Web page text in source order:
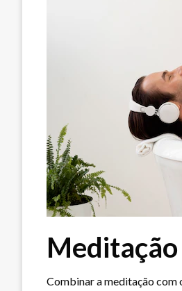
Meditação
Combinar a meditação com